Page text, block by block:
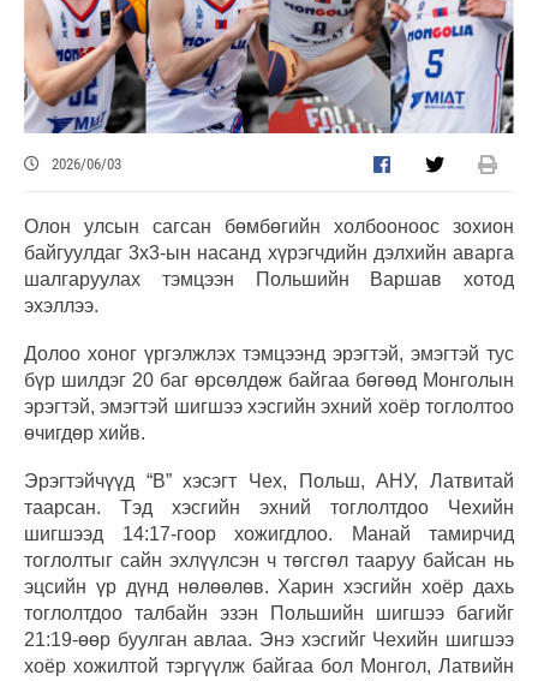
2026/06/03
Олон улсын сагсан бөмбөгийн холбооноос зохион
байгуулдаг 3х3-ын насанд хүрэгчдийн дэлхийн аварга
шалгаруулах тэмцээн Польшийн Варшав хотод
эхэллээ.
Долоо хоног үргэлжлэх тэмцээнд эрэгтэй, эмэгтэй тус
бүр шилдэг 20 баг өрсөлдөж байгаа бөгөөд Монголын
эрэгтэй, эмэгтэй шигшээ хэсгийн эхний хоёр тоглолтоо
өчигдөр хийв.
Эрэгтэйчүүд “В” хэсэгт Чех, Польш, АНУ, Латвитай
таарсан. Тэд хэсгийн эхний тоглолтдоо Чехийн
шигшээд 14:17-гоор хожигдлоо. Манай тамирчид
тоглолтыг сайн эхлүүлсэн ч төгсгөл тааруу байсан нь
эцсийн үр дүнд нөлөөлөв. Харин хэсгийн хоёр дахь
тоглолтдоо талбайн эзэн Польшийн шигшээ багийг
21:19-өөр буулган авлаа. Энэ хэсгийг Чехийн шигшээ
хоёр хожилтой тэргүүлж байгаа бол Монгол, Латвийн